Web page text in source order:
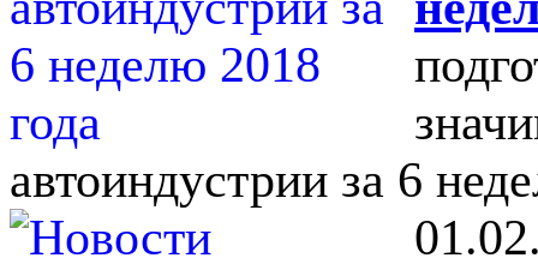
автоиндустрии за 6